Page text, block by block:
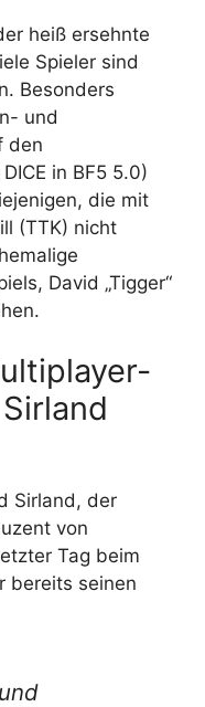
heiß ersehnte
Spieler sind
Besonders
und
den
in BF5 5.0)
die mit
(TTK) nicht
David „Tigger“
Sirland, der
von
Tag beim
bereits seinen